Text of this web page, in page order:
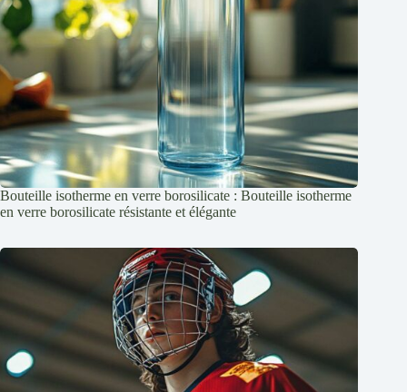
Bouteille isotherme en verre borosilicate : Bouteille isotherme
en verre borosilicate résistante et élégante